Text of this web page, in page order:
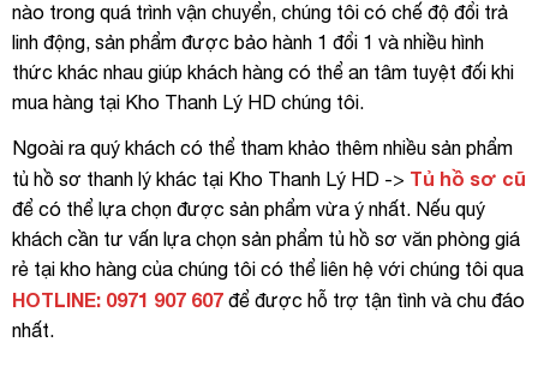
nào trong quá trình vận chuyển, chúng tôi có chế độ đổi trả
linh động, sản phẩm được bảo hành 1 đổi 1 và nhiều hình
thức khác nhau giúp khách hàng có thể an tâm tuyệt đối khi
mua hàng tại Kho Thanh Lý HD chúng tôi.
Ngoài ra quý khách có thể tham khảo thêm nhiều sản phẩm
tủ hồ sơ thanh lý khác tại Kho Thanh Lý HD -> Tủ hồ sơ cũ
để có thể lựa chọn được sản phẩm vừa ý nhất. Nếu quý
khách cần tư vấn lựa chọn sản phẩm tủ hồ sơ văn phòng giá
rẻ tại kho hàng của chúng tôi có thể liên hệ với chúng tôi qua
HOTLINE: 0971 907 607 để được hỗ trợ tận tình và chu đáo
nhất.